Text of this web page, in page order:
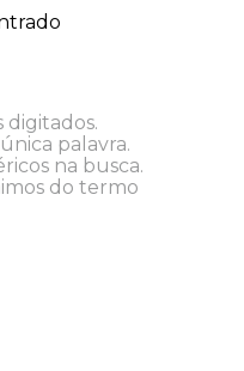
digitados.
palavra.
na busca.
do termo